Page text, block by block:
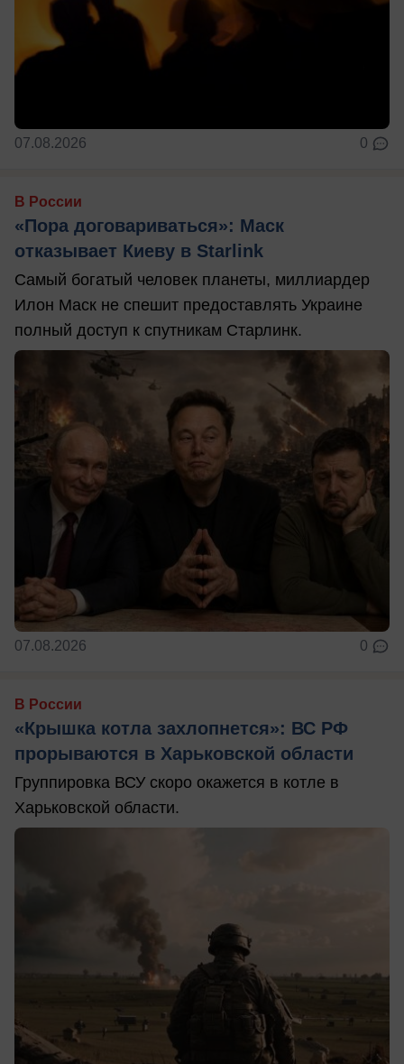
07.08.2026 0
В России
«Пора договариваться»: Маск
отказывает Киеву в Starlink
Самый богатый человек планеты, миллиардер
Илон Маск не спешит предоставлять Украине
полный доступ к спутникам Старлинк.
07.08.2026 0
В России
«Крышка котла захлопнется»: ВС РФ
прорываются в Харьковской области
Группировка ВСУ скоро окажется в котле в
Харьковской области.